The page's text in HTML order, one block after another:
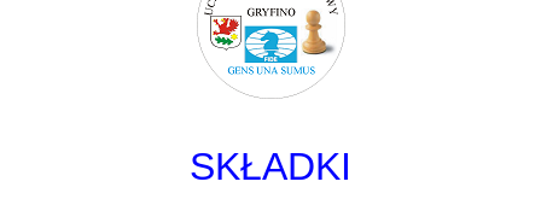
SKŁADKI